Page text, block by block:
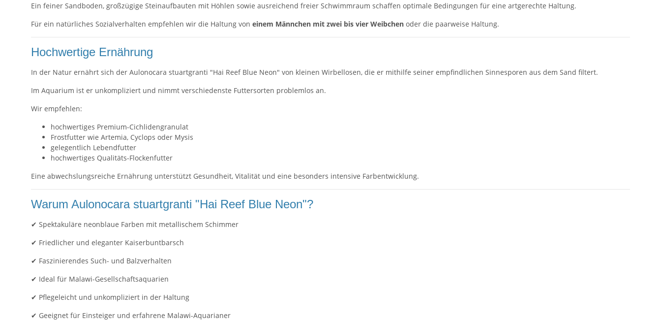
Ein feiner Sandboden, großzügige Steinaufbauten mit Höhlen sowie ausreichend freier Schwimmraum schaffen optimale Bedingungen für eine artgerechte Haltung.
Für ein natürliches Sozialverhalten empfehlen wir die Haltung von einem Männchen mit zwei bis vier Weibchen oder die paarweise Haltung.
Hochwertige Ernährung
In der Natur ernährt sich der Aulonocara stuartgranti "Hai Reef Blue Neon" von kleinen Wirbellosen, die er mithilfe seiner empfindlichen Sinnesporen aus dem Sand filtert.
Im Aquarium ist er unkompliziert und nimmt verschiedenste Futtersorten problemlos an.
Wir empfehlen:
hochwertiges Premium-Cichlidengranulat
Frostfutter wie Artemia, Cyclops oder Mysis
gelegentlich Lebendfutter
hochwertiges Qualitäts-Flockenfutter
Eine abwechslungsreiche Ernährung unterstützt Gesundheit, Vitalität und eine besonders intensive Farbentwicklung.
Warum Aulonocara stuartgranti "Hai Reef Blue Neon"?
✔ Spektakuläre neonblaue Farben mit metallischem Schimmer
✔ Friedlicher und eleganter Kaiserbuntbarsch
✔ Faszinierendes Such- und Balzverhalten
✔ Ideal für Malawi-Gesellschaftsaquarien
✔ Pflegeleicht und unkompliziert in der Haltung
✔ Geeignet für Einsteiger und erfahrene Malawi-Aquarianer